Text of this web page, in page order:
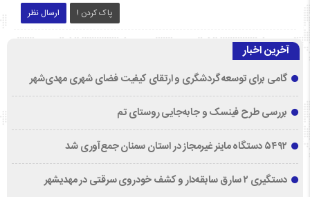
ارسال نظر پاک کردن !
آخرین اخبار
گامی برای توسعه گردشگری و ارتقای کیفیت فضای شهری مهدی‌شهر
بررسی طرح فینسک و جابه‌جایی روستای تم
۵۴۹۲ دستگاه ماینر غیرمجاز در استان سمنان جمع‌آوری شد
دستگیری ۲ سارق سابقه‌دار و کشف خودروی سرقتی در مهدیشهر